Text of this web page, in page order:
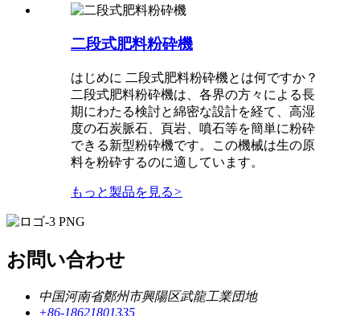
二段式肥料粉砕機
はじめに 二段式肥料粉砕機とは何ですか？
二段式肥料粉砕機は、各界の方々による長
期にわたる検討と綿密な設計を経て、高湿
度の石炭脈石、頁岩、噴石等を簡単に粉砕
できる新型粉砕機です。この機械は生の原
料を粉砕するのに適しています。
もっと製品を見る>
お問い合わせ
中国河南省鄭州市興陽区武龍工業団地
+86-18621801335